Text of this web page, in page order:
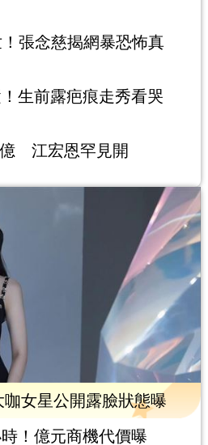
張念慈揭網暴恐怖真
生前露疤痕走秀看哭
江宏恩罕見開
女星公開露臉狀態曝
！億元商機代價曝